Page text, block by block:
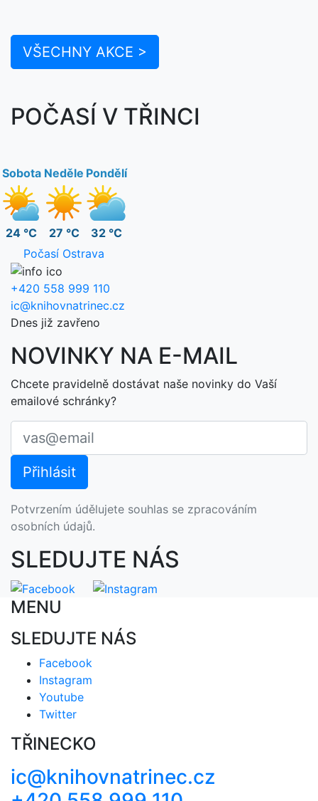
VŠECHNY AKCE >
POČASÍ V TŘINCI
Sobota
24 °C
Neděle
27 °C
Pondělí
32 °C
Počasí Ostrava
+420 558 999 110
ic@knihovnatrinec.cz
Dnes již zavřeno
NOVINKY NA E-MAIL
Chcete pravidelně dostávat naše novinky do Vaší
emailové schránky?
Potvrzením údělujete souhlas se zpracováním
osobních údajů.
SLEDUJTE NÁS
MENU
SLEDUJTE NÁS
Facebook
Instagram
Youtube
Twitter
TŘINECKO
ic@knihovnatrinec.cz